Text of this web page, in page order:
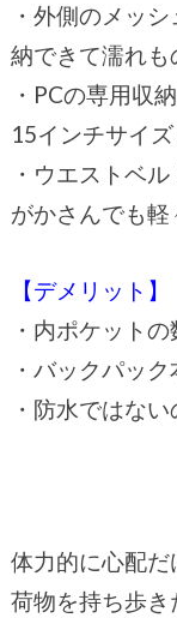
・外側のメッ
納できて濡れも
・PCの専用収
15インチサイ
・ウエストベ
がかさんでも
【デメリット】
・内ポケット
・バックパッ
・防水ではな
体力的に心配
荷物を持ち歩き